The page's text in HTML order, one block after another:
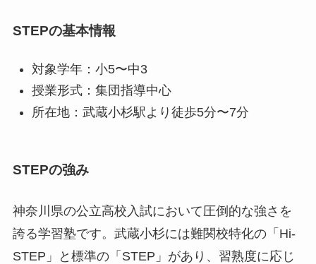
STEPの基本情報
対象学年：小5〜中3
授業形式：集団指導中心
所在地：武蔵小杉駅より徒歩5分〜7分
STEPの強み
神奈川県の公立高校入試において圧倒的な強さを
誇る学習塾です。武蔵小杉には難関校特化の「Hi-
STEP」と標準の「STEP」があり、習熟度に応じ